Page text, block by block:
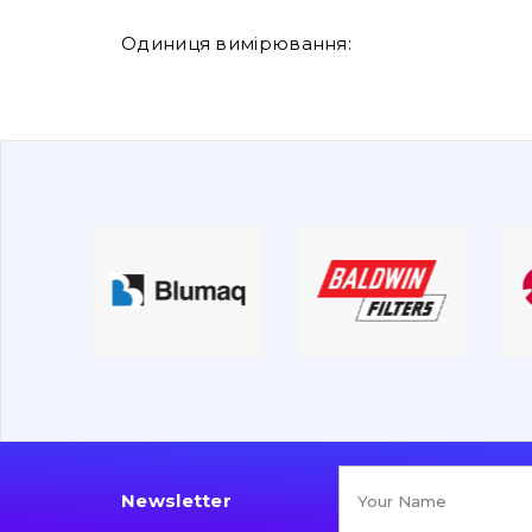
Одиниця вимірювання:
Newsletter